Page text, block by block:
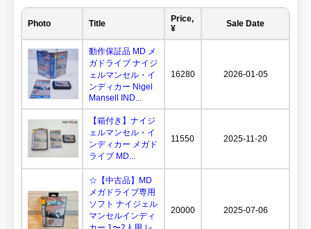
Photo Title
Price,
¥
Sale Date
動作保証品 MD メ
ガドライブ ナイジ
ェルマンセル・イ
ンディカー Nigel
Mansell IND...
16280 2026-01-05
【箱付き】ナイジ
ェルマンセル・イ
ンディカー メガド
ライブ MD...
11550 2025-11-20
☆【中古品】MD
メガドライブ専用
ソフト ナイジェル
マンセルインディ
20000 2025-07-06